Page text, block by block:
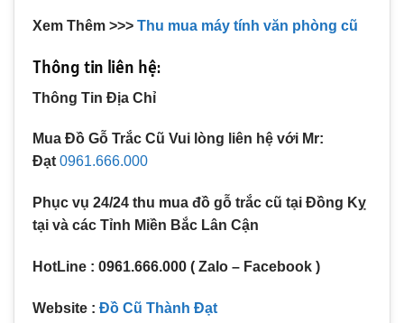
Xem Thêm >>> Thu mua máy tính văn phòng cũ
Thông tin liên hệ:
Thông Tin Địa Chỉ
Mua Đồ Gỗ Trắc Cũ Vui lòng liên hệ với Mr:
Đạt 0961.666.000
Phục vụ 24/24 thu mua đồ gỗ trắc cũ tại Đồng Kỵ
tại và các Tỉnh Miền Bắc Lân Cận
HotLine : 0961.666.000 ( Zalo – Facebook )
Website : Đồ Cũ Thành Đạt